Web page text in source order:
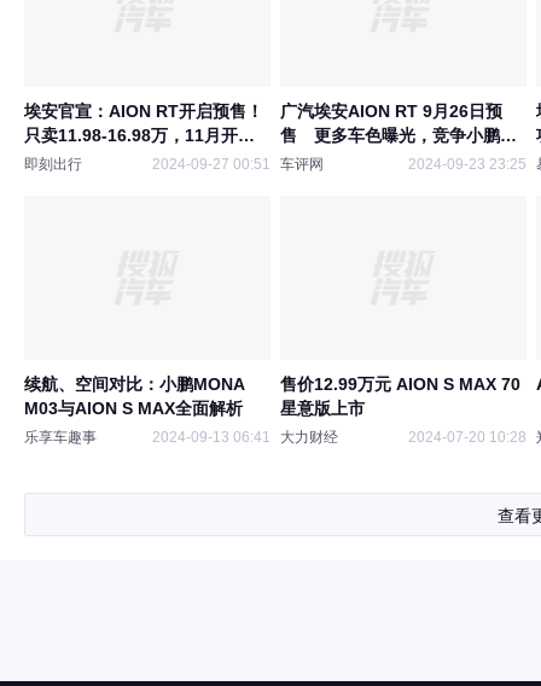
埃安官宣：AION RT开启预售！
只卖11.98-16.98万，11月开始
交付
即刻出行 2024-09-27 00:51
广汽埃安AION RT 9月26日预
售 更多车色曝光，竞争小鹏
MONA M03
车评网 2024-09-23 23:25
续航、空间对比：小鹏MONA
M03与AION S MAX全面解析
乐享车趣事 2024-09-13 06:41
售价12.99万元 AION S MAX 70
星意版上市
大力财经 2024-07-20 10:28
查看